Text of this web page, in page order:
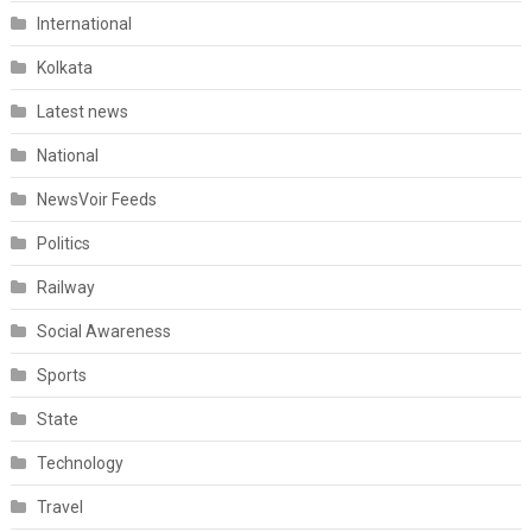
International
Kolkata
Latest news
National
NewsVoir Feeds
Politics
Railway
Social Awareness
Sports
State
Technology
Travel